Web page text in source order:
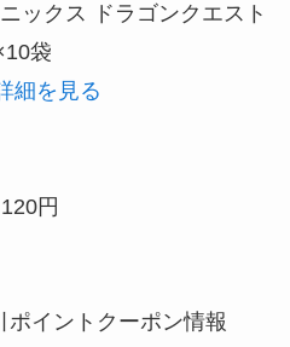
ックス ドラゴンクエスト
袋
細を見る
円
ポイントクーポン情報